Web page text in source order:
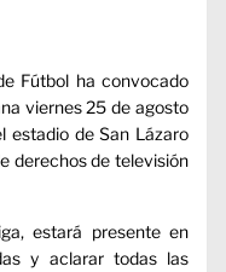
Fútbol ha convocado
viernes 25 de agosto
estadio de San Lázaro
derechos de televisión
estará presente en
y aclarar todas las